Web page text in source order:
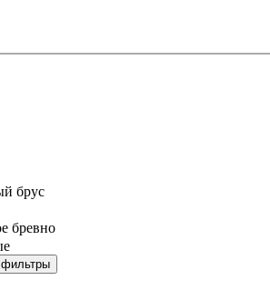
брус
бревно